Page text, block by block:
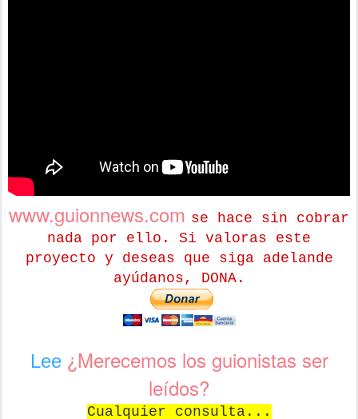
www.guionnews.com se hace sin cobrar
nada por ello. Si valoras este
proyecto y deseas que siga adelande
ayúdanos, DONA.
Lee ¿Merecemos los guionistas ser
leídos?
Cualquier consulta...